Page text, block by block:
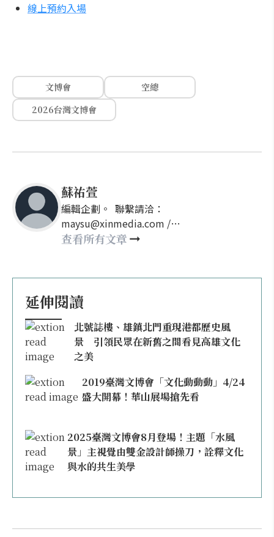
線上預約入場
文博會
空總
2026台灣文博會
蘇祐萱
編輯企劃。 聯繫請洽：
maysu@xinmedia.com /
may860527@gmail.com
查看所有文章
延伸閱讀
北號誌樓、雄鎮北門重現港都歷史風
景 引領民眾在新舊之間看見高雄文化
之美
2019臺灣文博會「文化動動動」4/24
盛大開幕！華山展場搶先看
2025臺灣文博會8月登場！主題「水風
景」主視覺由雙金設計師操刀，詮釋文化
與水的共生美學